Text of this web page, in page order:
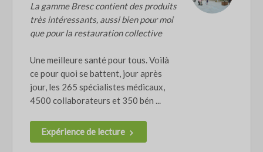
La gamme Bresc contient des produits
très intéressants, aussi bien pour moi
que pour la restauration collective
Une meilleure santé pour tous. Voilà
ce pour quoi se battent, jour après
jour, les 265 spécialistes médicaux,
4500 collaborateurs et 350 bén ...
Expérience de lecture